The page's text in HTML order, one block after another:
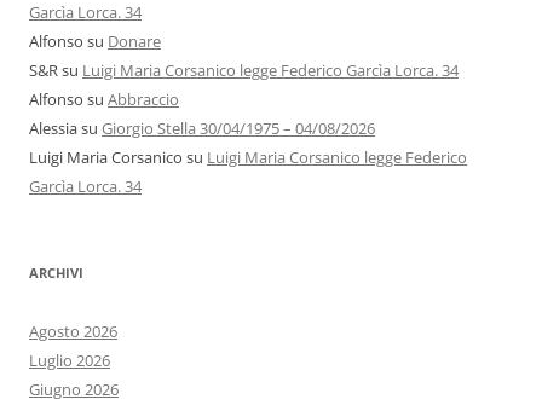
Garcìa Lorca. 34
Alfonso su Donare
S&Rsu Luigi Maria Corsanico legge Federico Garcìa Lorca. 34
Alfonso su Abbraccio
Alessiasu Giorgio Stella 30/04/1975 – 04/08/2026
Luigi Maria Corsanico su Luigi Maria Corsanico legge Federico
Garcìa Lorca. 34
ARCHIVI
Agosto 2026
Luglio 2026
Giugno 2026